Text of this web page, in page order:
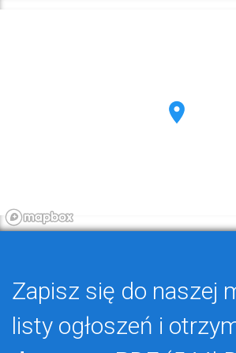
Zapisz się do naszej
listy ogłoszeń i